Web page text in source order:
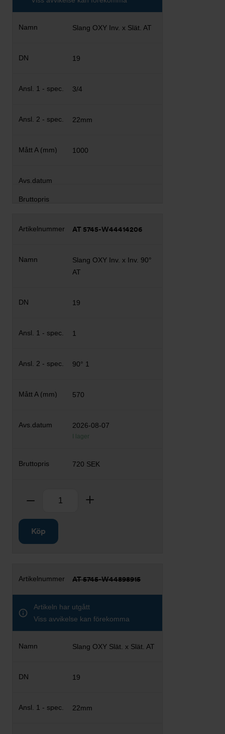
Slang OXY Inv. x Slät. AT
19
3/4
22mm
1000
AT 5745-W44414206
Slang OXY Inv. x Inv. 90°
AT
19
1
90° 1
570
2026-08-07
I lager
720 SEK
Ta bort
Köp
AT 5745-W44898915
Artikeln har utgått
Viss avvikelse kan förekomma
Slang OXY Slät. x Slät. AT
19
22mm